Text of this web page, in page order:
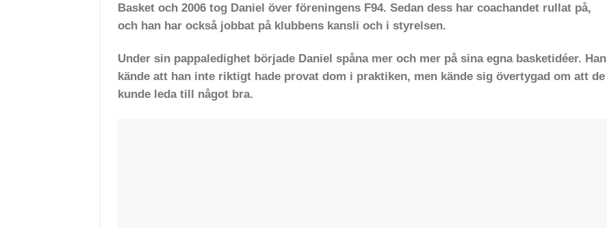
Basket och 2006 tog Daniel över föreningens F94. Sedan dess har coachandet rullat på,
och han har också jobbat på klubbens kansli och i styrelsen.
Under sin pappaledighet började Daniel spåna mer och mer på sina egna basketidéer. Han
kände att han inte riktigt hade provat dom i praktiken, men kände sig övertygad om att de
kunde leda till något bra.